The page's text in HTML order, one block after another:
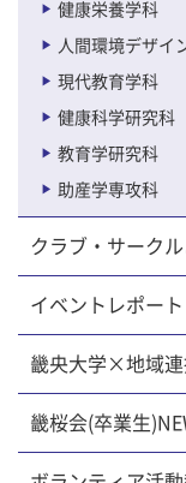
健康栄養学科
人間環境デザイ
現代教育学科
健康科学研究科
教育学研究科
助産学専攻科
クラブ・サークル
イベントレポート
畿央大学×地域連
畿桜会(卒業生